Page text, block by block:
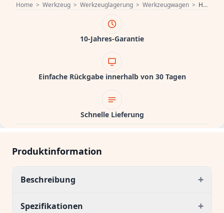
Home > Werkzeug > Werkzeuglagerung > Werkzeugwagen > Hoegert Werkzeugschrank mit 6 Schubladen 1208962005
10-Jahres-Garantie
Einfache Rückgabe innerhalb von 30 Tagen
Schnelle Lieferung
Produktinformation
Beschreibung +
Spezifikationen +